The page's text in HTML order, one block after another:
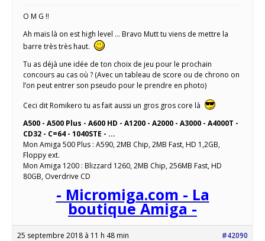
O M G !!
Ah mais là on est high level … Bravo Mutt tu viens de mettre la
barre très très haut.
Tu as déjà une idée de ton choix de jeu pour le prochain
concours au cas où ? (Avec un tableau de score ou de chrono on
l’on peut entrer son pseudo pour le prendre en photo)
Ceci dit Romikero tu as fait aussi un gros gros core là
A500 - A500 Plus - A600 HD - A1200 - A2000 - A3000 - A4000T -
CD32 - C=64 - 1040STE - ...
Mon Amiga 500 Plus : A590, 2MB Chip, 2MB Fast, HD 1,2GB,
Floppy ext.
Mon Amiga 1200 : Blizzard 1260, 2MB Chip, 256MB Fast, HD
80GB, Overdrive CD
- Micromiga.com - La
boutique Amiga -
25 septembre 2018 à 11 h 48 min #42090